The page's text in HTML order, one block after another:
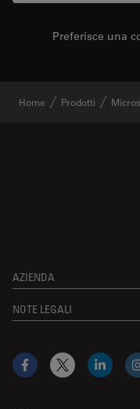
Preferisce una
Home Prodotti
AZIENDA
NOTE LEGALI
Facebook
X